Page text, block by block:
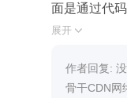
面是通过代
变的运营场
同模板做布
双 11 还是
展开 
作者回复:
骨干CDN网